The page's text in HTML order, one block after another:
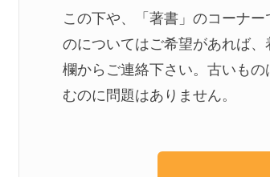
この下や、「著書」のコーナ
のについてはご希望があれば、
欄からご連絡下さい。古いも
むのに問題はありません。